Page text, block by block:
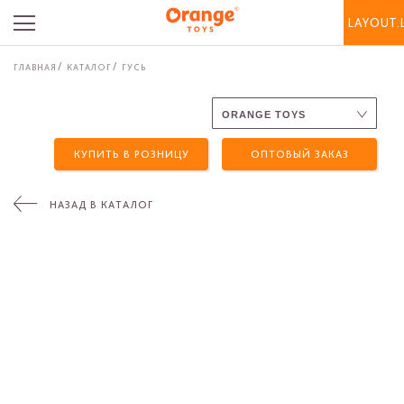
ГЛАВНАЯ КАТАЛОГ ГУСЬ
ОПТОВЫЙ ЗАКАЗ
КУПИТЬ В РОЗНИЦУ
НАЗАД В КАТАЛОГ